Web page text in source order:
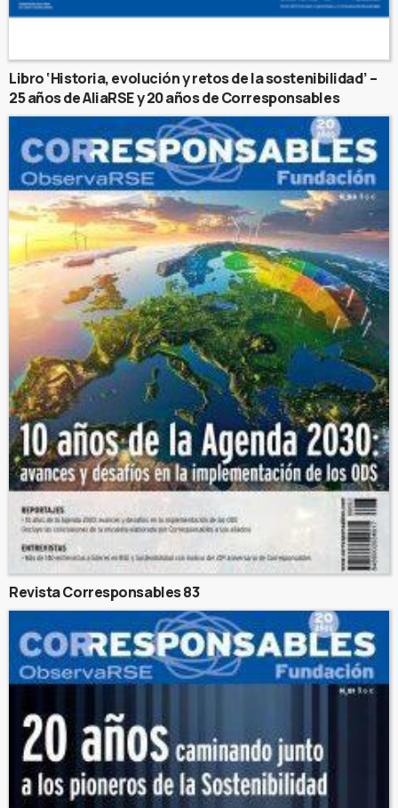
Libro ‘Historia, evolución y retos de la sostenibilidad’ –
25 años de AliaRSE y 20 años de Corresponsables
Revista Corresponsables 83